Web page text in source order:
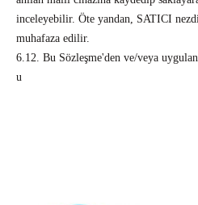
inceleyebilir. Öte yandan, SATICI
muhafaza edilir.
6.12. Bu Sözleşme'den ve/veya
u